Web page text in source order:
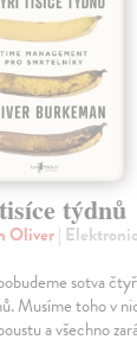
týdnů
Oliver|
sotva
Musíme toho v
a všechno